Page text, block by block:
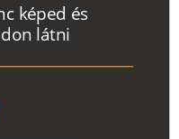
c képed és
don látni